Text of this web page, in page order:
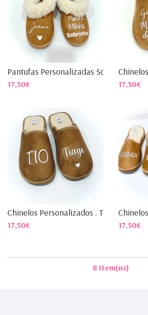
Pantufas Personalizadas Sob...
17,50€ 17,50€
Chinelos Personalizados . T...
17,50€ 17,50€
8 Item(ns)